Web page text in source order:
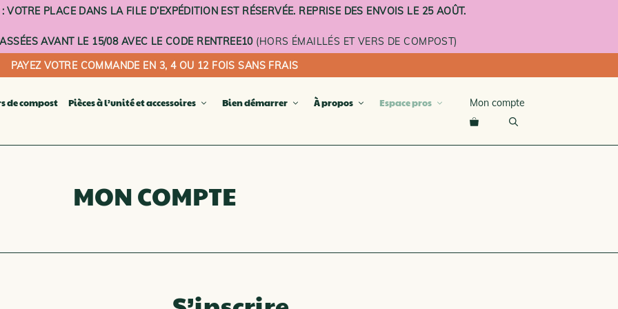
PLACE DANS LA FILE D’EXPÉDITION EST RÉSERVÉE. REPRISE DES ENVOIS LE 25 AOÛT.
AVANT LE 15/08 AVEC LE CODE RENTREE10(HORS ÉMAILLÉS ET VERS DE COMPOST)
PAYEZ VOTRE COMMANDE EN 3, 4 OU 12 FOIS SANS FRAIS
Mon compte
de compost Pièces à l’unité et accessoires Bien démarrer À propos
Espace pros
MON COMPTE